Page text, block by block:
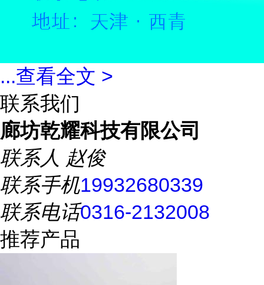
...查看全文 >
联系我们
廊坊乾耀科技有限公司
联系人 赵俊
联系手机19932680339
联系电话0316-2132008
推荐产品